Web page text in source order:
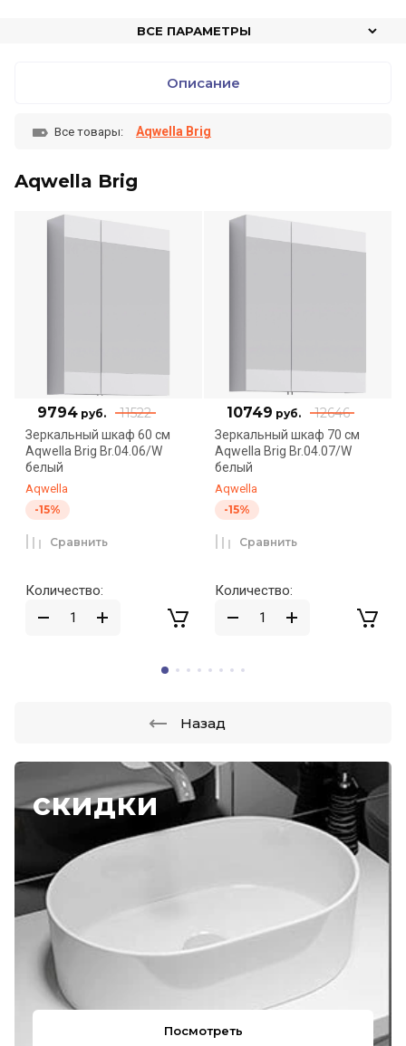
скидки
Посмотреть
ВСЕ ПАРАМЕТРЫ
Описание
Все товары: Aqwella Brig
Aqwella Brig
11522
9794 руб.
Зеркальный шкаф 60 см
Aqwella Brig Br.04.06/W
белый
Aqwella
-15%
Количество:
Сравнить
12646
10749 руб.
Зеркальный шкаф 70 см
Aqwella Brig Br.04.07/W
белый
Aqwella
-15%
Количество:
Сравнить
Назад